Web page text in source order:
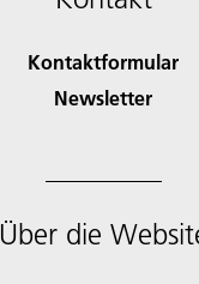
Kontaktformular
Newsletter
Über die